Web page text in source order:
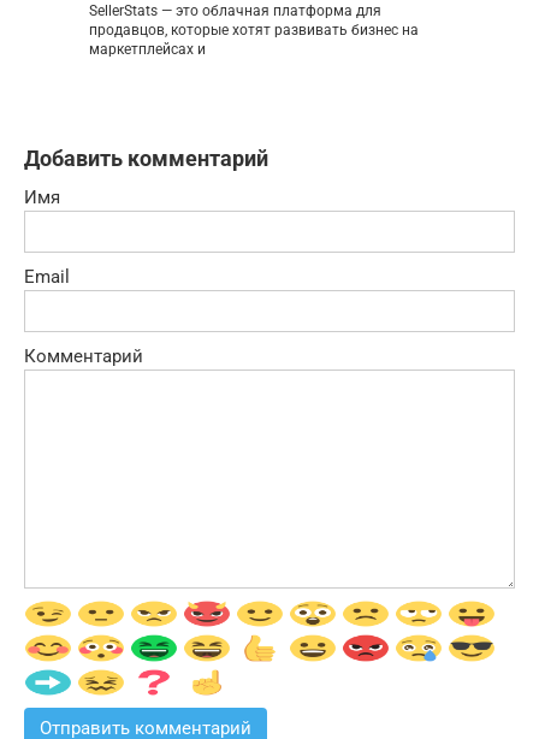
SellerStats — это облачная платформа для
продавцов, которые хотят развивать бизнес на
маркетплейсах и
Добавить комментарий
Имя
Email
Комментарий